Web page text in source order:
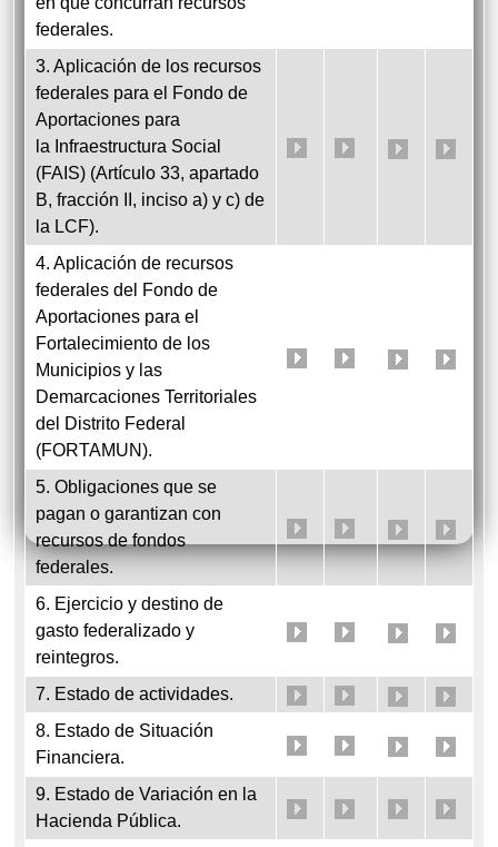
federales.
3. Aplicación de los recursos
federales para el Fondo de
Aportaciones para
la Infraestructura Social
(FAIS) (Artículo 33, apartado
B, fracción II, inciso a) y c) de
la LCF).
4. Aplicación de recursos
federales del Fondo de
Aportaciones para el
Fortalecimiento de los
Municipios y las
Demarcaciones Territoriales
del Distrito Federal
(FORTAMUN).
5. Obligaciones que se
pagan o garantizan con
recursos de fondos
federales.
6. Ejercicio y destino de
gasto federalizado y
reintegros.
7. Estado de actividades.
8. Estado de Situación
Financiera.
9. Estado de Variación en la
Hacienda Pública.